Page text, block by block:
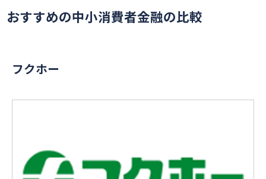
おすすめの中小消費者金融の比較
フクホー